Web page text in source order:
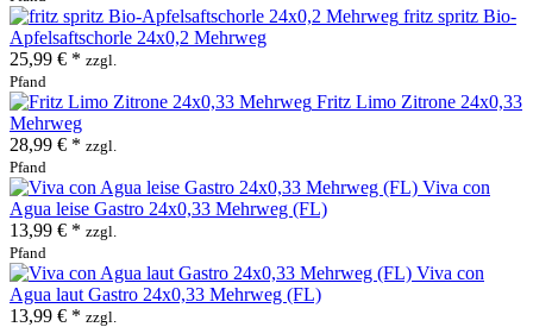
fritz spritz Bio-
Apfelsaftschorle 24x0,2 Mehrweg
25,99 € * zzgl.
Pfand
Fritz Limo Zitrone 24x0,33
Mehrweg
28,99 € * zzgl.
Pfand
Viva con
Agua leise Gastro 24x0,33 Mehrweg (FL)
13,99 € * zzgl.
Pfand
Viva con
Agua laut Gastro 24x0,33 Mehrweg (FL)
13,99 € * zzgl.